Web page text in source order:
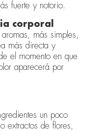
fuerte y notorio.
corporal
aromas, más simples,
más directa y
el momento en que
aparecerá por
un poco
extractos de flores,